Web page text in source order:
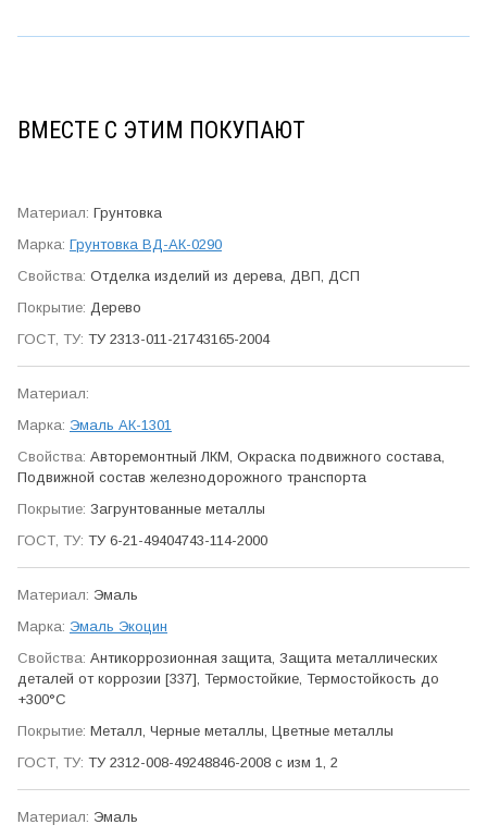
ВМЕСТЕ С ЭТИМ ПОКУПАЮТ
Грунтовка
Грунтовка ВД-АК-0290
Отделка изделий из дерева, ДВП, ДСП
Дерево
ТУ 2313-011-21743165-2004
Эмаль АК-1301
Авто­ремонтный ЛКМ, Окраска подвижного состава,
Подвижной состав железно­дорожного транспорта
Загрунтованные металлы
ТУ 6-21-49404743-114-2000
Эмаль
Эмаль Экоцин
Антикор­розионная защита, Защита метал­лических
деталей от коррозии [337], Термо­стойкие, Термо­стойкость до
+300°С
Металл, Черные металлы, Цветные металлы
ТУ 2312-008-49248846-2008 с изм 1, 2
Эмаль